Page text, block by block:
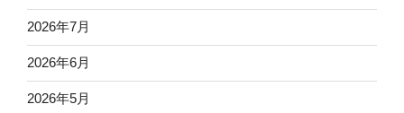
2026年7月
2026年6月
2026年5月